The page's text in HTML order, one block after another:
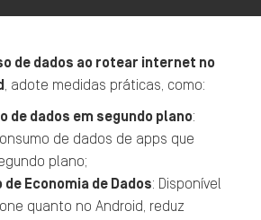
de dados ao rotear internet no
, adote medidas práticas, como:
de dados em segundo plano:
de dados de apps que
plano;
de Economia de Dados: Disponível
quanto no Android, reduz